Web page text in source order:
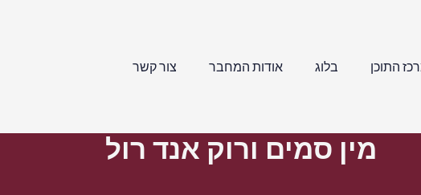
התוכן בלוג אודות המחבר צור קשר
מין סמים ורוק אנד רול